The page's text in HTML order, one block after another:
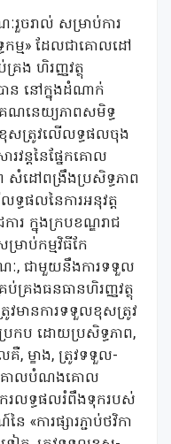
រួចរាល់ សម្រាប់ការ
កម្ម» ដែលជាគោលដៅ
រង ហិរញ្ញវត្ថុ
ាន នៅក្នុងដំណាក់
នេយ្យភាពសមិទ្ធ
ខុសត្រូវលើលទ្ធផលចុង
វន្តនៃផ្នែកគោល
សំដៅពង្រឹងប្រសិទ្ធភាព
ផលនៃការអនុវត្ត
ារ ក្នុងក្របខណ្ឌរាជ
រាប់កម្មវិធីកែ
ណៈ, ជាមួយនឹងការទទួល
ប់គ្រងធនធានហិរញ្ញវត្ថុ
វមានការទទួលខុសត្រូវ
ប្រកប ដោយប្រសិទ្ធភាព,
, ម្ខាង, ត្រូវទទួល-
វគោលបំណងគោល
រលទ្ធផលរំពឹងទុករបស់
ការផ្សារភ្ជាប់ថវិកា